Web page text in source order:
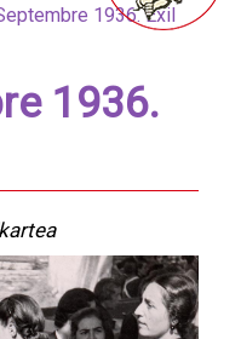
1936. Exil
1936.